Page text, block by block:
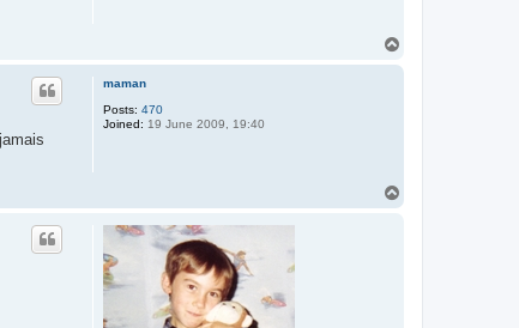
maman
Posts: 470
Joined: 19 June 2009, 19:40